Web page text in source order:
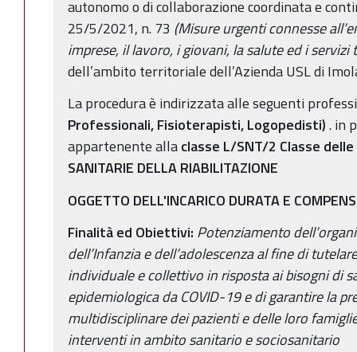
autonomo o di collaborazione coordinata e
25/5/2021, n. 73 (Misure urgenti connesse
imprese, il lavoro, i giovani, la salute ed i
dell’ambito territoriale dell’Azienda USL di
La procedura è indirizzata alle seguenti
Professionali, Fisioterapisti, Logopedisti). in
appartenente allaclasse L/SNT/2 Classe delle
SANITARIE DELLA RIABILITAZIONE
OGGETTO DELL'INCARICO DURATA E
Finalità ed Obiettivi: Potenziamento
dell’Infanzia e dell’adolescenzaal fine di
individuale e collettivo in risposta ai bisogni di
epidemiologica da COVID-19 e di garantire la
multidisciplinare dei pazienti e delle loro
interventi in ambito sanitario e sociosanitario